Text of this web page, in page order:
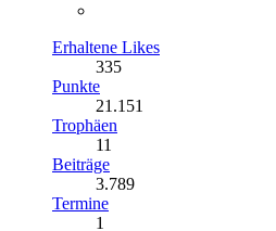
Erhaltene Likes
335
Punkte
21.151
Trophäen
11
Beiträge
3.789
Termine
1